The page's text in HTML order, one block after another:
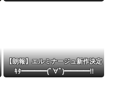
【朗報】エルミナージュ新作決定
ｷﾀ━━━━(ﾟ∀ﾟ)━━━━!!